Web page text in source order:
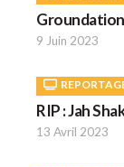
9 Juin 2023
RIP : Jah
13 Avril 2023